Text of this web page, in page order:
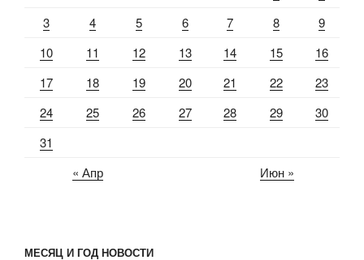
3
4 5 6 7 8
9
10
11 12 13 14 15
16
17
18 19 20 21 22
23
24
25 26 27 28 29
30
31
« Апр
Июн »
МЕСЯЦ И ГОД НОВОСТИ